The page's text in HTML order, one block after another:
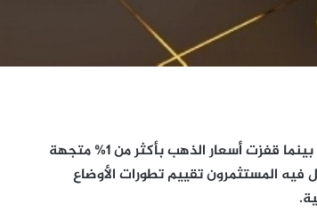
سجلت أسعار النفط ارتفاعًا طفيفًا خلال تعاملات اليوم (الجمعة)، بينما قفزت أسعار الذهب بأكثر من 1% متجهة
المستثمرون تقييم تطورات الأوضاع